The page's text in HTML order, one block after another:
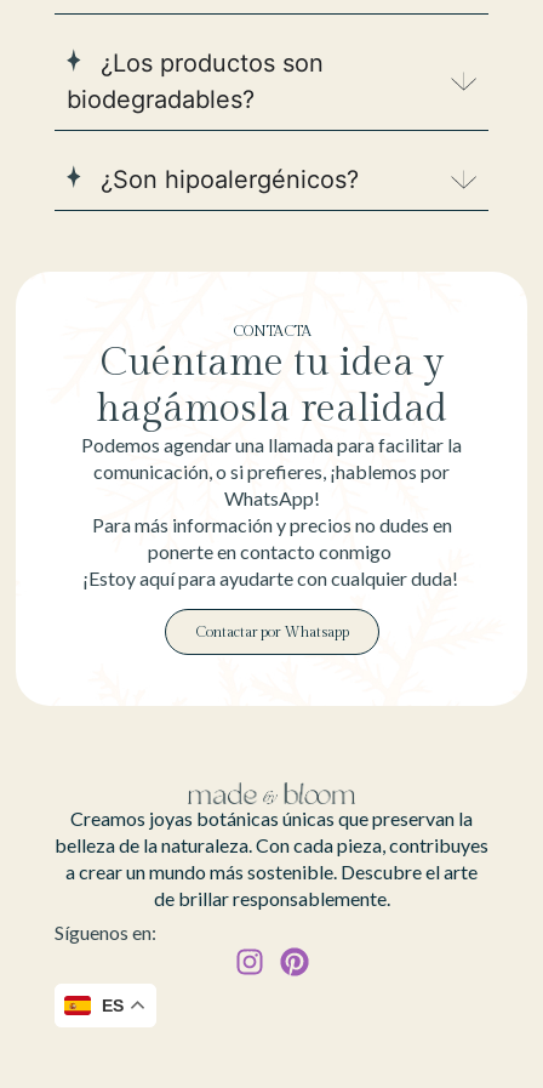
¿Los productos son
biodegradables?
¿Son hipoalergénicos?
CONTACTA
Cuéntame tu idea y
hagámosla realidad
Podemos agendar una llamada para facilitar la
comunicación, o si prefieres, ¡hablemos por
WhatsApp!
Para más información y precios no dudes en
ponerte en contacto conmigo
¡Estoy aquí para ayudarte con cualquier duda!
Contactar por Whatsapp
Creamos joyas botánicas únicas que preservan la
belleza de la naturaleza. Con cada pieza, contribuyes
a crear un mundo más sostenible. Descubre el arte
de brillar responsablemente.
Síguenos en:
ES